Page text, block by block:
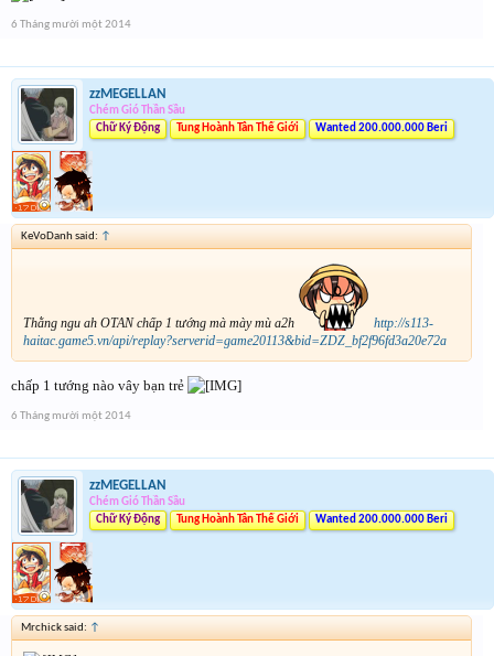
6 Tháng mười một 2014
zzMEGELLAN
Chém Gió Thần Sầu
Chữ Ký Động
Tung Hoành Tân Thế Giới Wanted 200.000.000 Beri
KeVoDanh said: ↑
Thằng ngu ah OTAN chấp 1 tướng mà mày mù a2h
http://s113-
haitac.game5.vn/api/replay?serverid=game20113&bid=ZDZ_bf2f96fd3a20e72a
chấp 1 tướng nào vây bạn trẻ
6 Tháng mười một 2014
zzMEGELLAN
Chém Gió Thần Sầu
Chữ Ký Động
Tung Hoành Tân Thế Giới Wanted 200.000.000 Beri
Mrchick said: ↑